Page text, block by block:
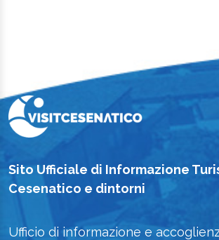
Sito Ufficiale di Informazione
Cesenatico e dintorni
Ufficio di informazione e